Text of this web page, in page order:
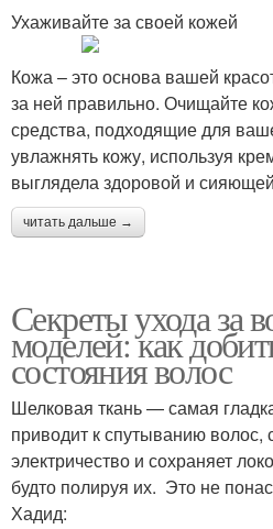
Ухаживайте за своей кожей
Кожа – это основа вашей
за ней правильно. Очищайте
средства, подходящие для
увлажнять кожу, используя
выглядела здоровой и
читать дальше →
Секреты ухода за
моделей: как
состояния волос
Шелковая ткань — самая
приводит к спутыванию волос,
электричество и сохраняет
будто полируя их. Это не
Хадид: